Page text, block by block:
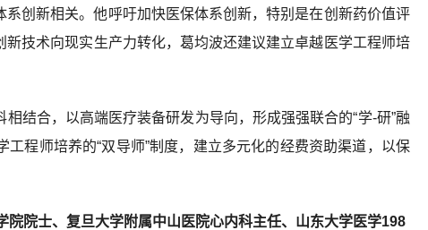
创新相关。他呼吁加快医保体系创新，特别是在创新药价值评
技术向现实生产力转化，葛均波还建议建立卓越医学工程师培
结合，以高端医疗装备研发为导向，形成强强联合的“学-研”融
程师培养的“双导师”制度，建立多元化的经费资助渠道，以保
院士、复旦大学附属中山医院心内科主任、山东大学医学198